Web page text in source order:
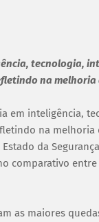
tecnologia,
na
em inteligência,
na
da
comparativo
as maiores